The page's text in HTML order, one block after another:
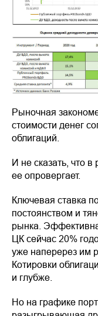
Рыночная
стоимости денег
облигаций.
И не сказать, что
ее опровергает.
Ключевая ставка
постоянством и
рынка.
ЦК сейчас 20%
уже наперерез им
Котировки
и глубже.
Но на графике